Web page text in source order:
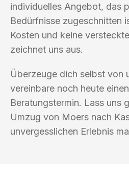
individuelles Angebot, das
Bedürfnisse zugeschnitten
Kosten und keine
zeichnet uns aus.
Überzeuge dich selbst von
vereinbare noch heute
Beratungstermin. Lass uns
Umzug von Moers nach
unvergesslichen Erlebnis